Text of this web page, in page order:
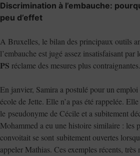
Discrimination à l’embauche:
peu d’effet
A Bruxelles, le bilan des principaux outils
l’embauche est jugé assez insatisfaisant par
PS réclame des mesures plus contraignantes.
En janvier, Samira a postulé pour un emploi
école de Jette. Elle n’a pas été rappelée. Elle
le pseudonyme de Cécile et a subitement
Mohammed a eu une histoire similaire : les
convoitait se sont subitement ouvertes
appeler Mathias. Ces exemples récents,